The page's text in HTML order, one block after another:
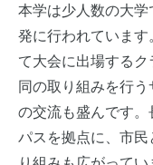
本学は少人数の大
発に行われていま
て大会に出場する
同の取り組みを行
の交流も盛んです
パスを拠点に、市